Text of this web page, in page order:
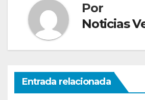
Por
Noticias
Entrada relacionada